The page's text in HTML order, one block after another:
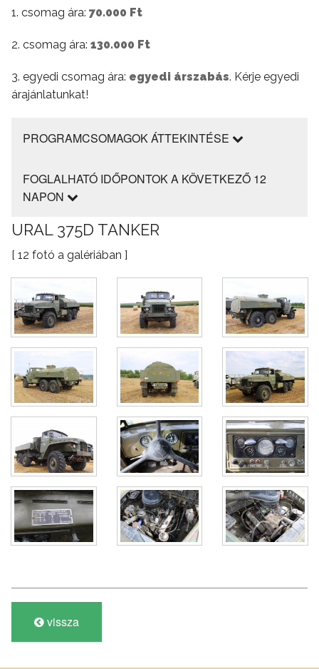
1. csomag ára: 70.000 Ft
2. csomag ára: 130.000 Ft
3. egyedi csomag ára: egyedi árszabás. Kérje egyedi
árajánlatunkat!
PROGRAMCSOMAGOK ÁTTEKINTÉSE
FOGLALHATÓ IDŐPONTOK A KÖVETKEZŐ 12
NAPON
URAL 375D TANKER
[ 12 fotó a galériában ]
vissza